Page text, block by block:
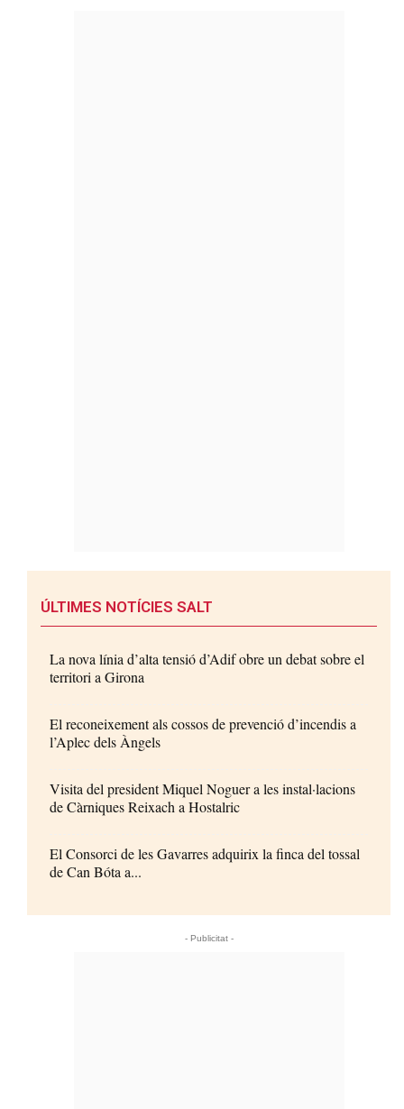
ÚLTIMES NOTÍCIES SALT
La nova línia d’alta tensió d’Adif obre un debat sobre el
territori a Girona
El reconeixement als cossos de prevenció d’incendis a
l’Aplec dels Àngels
Visita del president Miquel Noguer a les instal·lacions
de Càrniques Reixach a Hostalric
El Consorci de les Gavarres adquirix la finca del tossal
de Can Bóta a...
- Publicitat -